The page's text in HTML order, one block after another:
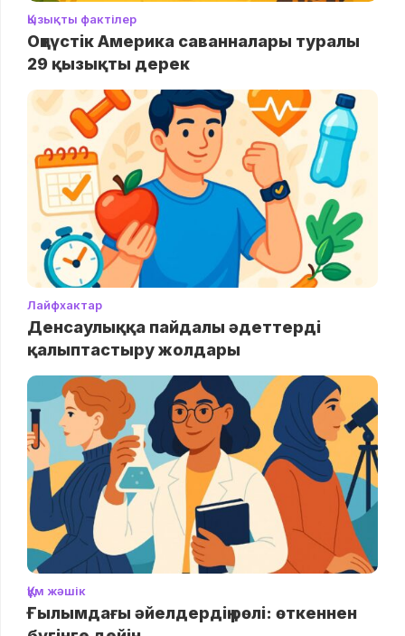
Қызықты фактілер
Оңтүстік Америка саванналары туралы
29 қызықты дерек
Лайфхактар
Денсаулыққа пайдалы әдеттерді
қалыптастыру жолдары
Құм жәшік
Ғылымдағы әйелдердің рөлі: өткеннен